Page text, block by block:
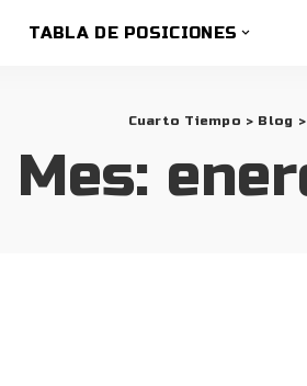
TABLA DE POSICIONES
Cuarto Tiempo > Blog >
Mes: